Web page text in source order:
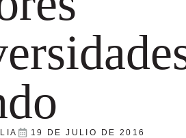
19 DE JULIO DE 2016